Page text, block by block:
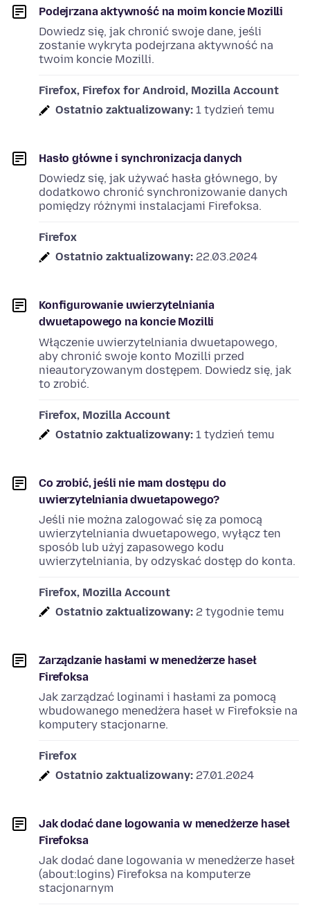
Podejrzana aktywność na moim koncie Mozilli
Dowiedz się, jak chronić swoje dane, jeśli
zostanie wykryta podejrzana aktywność na
twoim koncie Mozilli.
Firefox, Firefox for Android, Mozilla Account
Ostatnio zaktualizowany: 1 tydzień temu
Hasło główne i synchronizacja danych
Dowiedz się, jak używać hasła głównego, by
dodatkowo chronić synchronizowanie danych
pomiędzy różnymi instalacjami Firefoksa.
Firefox
Ostatnio zaktualizowany: 22.03.2024
Konfigurowanie uwierzytelniania
dwuetapowego na koncie Mozilli
Włączenie uwierzytelniania dwuetapowego,
aby chronić swoje konto Mozilli przed
nieautoryzowanym dostępem. Dowiedz się, jak
to zrobić.
Firefox, Mozilla Account
Ostatnio zaktualizowany: 1 tydzień temu
Co zrobić, jeśli nie mam dostępu do
uwierzytelniania dwuetapowego?
Jeśli nie można zalogować się za pomocą
uwierzytelniania dwuetapowego, wyłącz ten
sposób lub użyj zapasowego kodu
uwierzytelniania, by odzyskać dostęp do konta.
Firefox, Mozilla Account
Ostatnio zaktualizowany: 2 tygodnie temu
Zarządzanie hasłami w menedżerze haseł
Firefoksa
Jak zarządzać loginami i hasłami za pomocą
wbudowanego menedżera haseł w Firefoksie na
komputery stacjonarne.
Firefox
Ostatnio zaktualizowany: 27.01.2024
Jak dodać dane logowania w menedżerze haseł
Firefoksa
Jak dodać dane logowania w menedżerze haseł
(about:logins) Firefoksa na komputerze
stacjonarnym